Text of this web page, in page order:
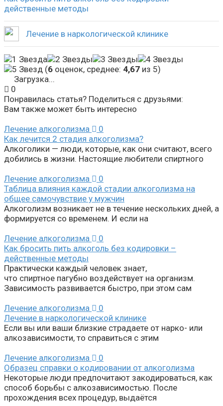
действенные методы
Лечение в наркологической клинике
(6 оценок, среднее: 4,67 из 5)
Загрузка...
0
Понравилась статья? Поделиться с друзьями:
Вам также может быть интересно
Лечение алкоголизма
0
Как лечится 2 стадия алкоголизма?
Алкоголики — люди, которые, как они считают, всего
добились в жизни. Настоящие любители спиртного
Лечение алкоголизма
0
Таблица влияния каждой стадии алкоголизма на
общее самочувствие у мужчин
Алкоголизм возникает не в течение нескольких дней, а
формируется со временем. И если на
Лечение алкоголизма
0
Как бросить пить алкоголь без кодировки –
действенные методы
Практически каждый человек знает,
что спиртное пагубно воздействует на организм.
Зависимость развивается быстро, при этом сам
Лечение алкоголизма
0
Лечение в наркологической клинике
Если вы или ваши близкие страдаете от нарко- или
алкозависимости, то справиться с этим
Лечение алкоголизма
0
Образец справки о кодировании от алкоголизма
Некоторые люди предпочитают закодироваться, как
способ борьбы с алкозависимостью. После
прохождения всех процедур, выдаётся